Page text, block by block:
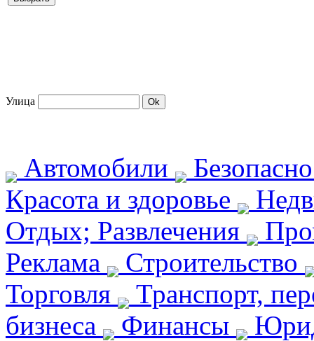
Улица
Автомобили
Красота и здоровье
Отдых; Развлечения
Реклама
Строительство
Торговля
Транспорт,
бизнеса
Финансы